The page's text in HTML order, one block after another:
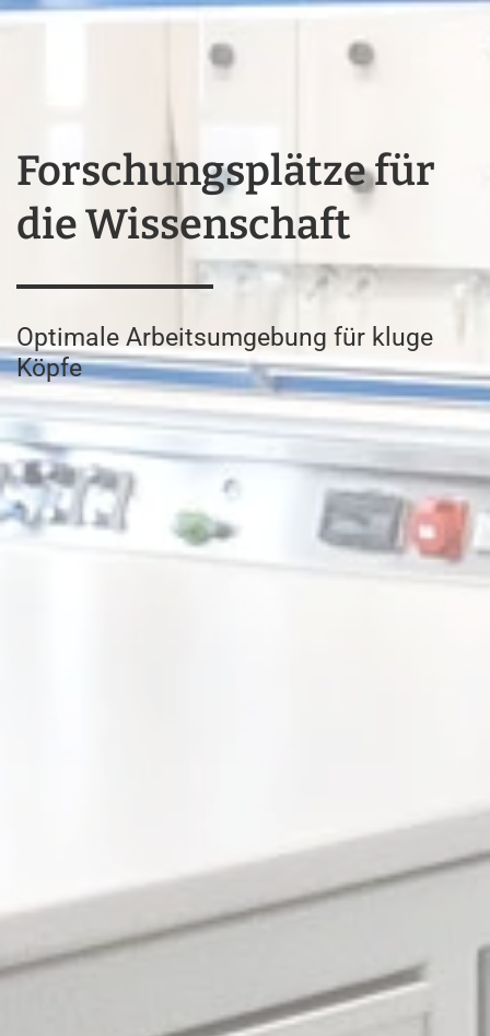
Forschungsplätze für
die Wissenschaft
Optimale Arbeitsumgebung für kluge
Köpfe